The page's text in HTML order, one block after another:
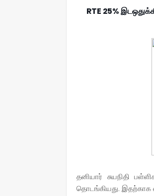
RTE 25%
தனியார் சுயநிதி
தொடங்கியது. இதற்காக